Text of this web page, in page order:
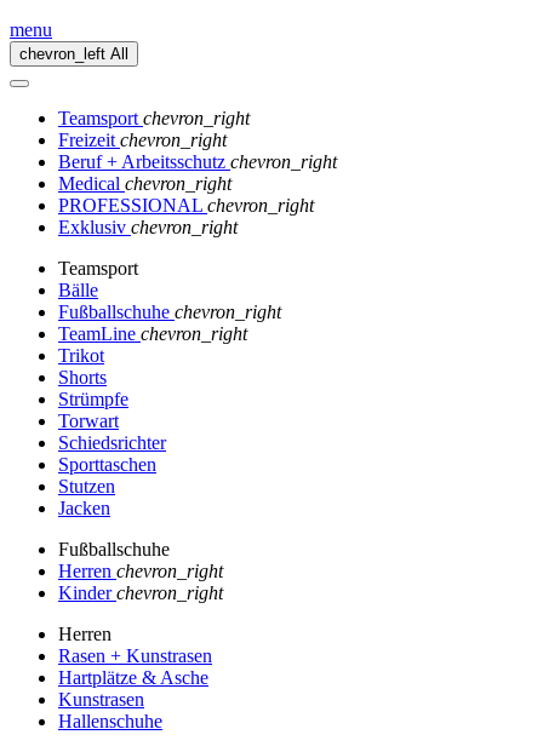
menu
chevron_left All
Teamsport chevron_right
Freizeit chevron_right
Beruf + Arbeitsschutz chevron_right
Medical chevron_right
PROFESSIONAL chevron_right
Exklusiv chevron_right
Teamsport
Bälle
Fußballschuhe chevron_right
TeamLine chevron_right
Trikot
Shorts
Strümpfe
Torwart
Schiedsrichter
Sporttaschen
Stutzen
Jacken
Fußballschuhe
Herren chevron_right
Kinderchevron_right
Herren
Rasen + Kunstrasen
Hartplätze & Asche
Kunstrasen
Hallenschuhe